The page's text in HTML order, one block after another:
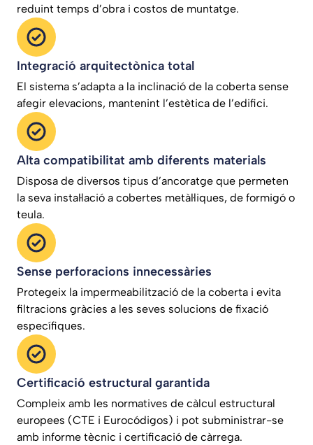
reduint temps d’obra i costos de muntatge.
Integració arquitectònica total
El sistema s’adapta a la inclinació de la coberta sense
afegir elevacions, mantenint l’estètica de l’edifici.
Alta compatibilitat amb diferents materials
Disposa de diversos tipus d’ancoratge que permeten
la seva instal·lació a cobertes metàl·liques, de formigó o
teula.
Sense perforacions innecessàries
Protegeix la impermeabilització de la coberta i evita
filtracions gràcies a les seves solucions de fixació
específiques.
Certificació estructural garantida
Compleix amb les normatives de càlcul estructural
europees (CTE i Eurocódigos) i pot subministrar-se
amb informe tècnic i certificació de càrrega.